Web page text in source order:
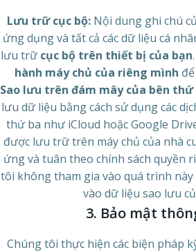
Lưu trữ cục bộ:Nội dung ghi chú
ứng dụng và tất cả các dữ liệu cá
lưu trữ cục bộ trên thiết bị của bạn
hành máy chủ của riêng mình
Sao lưu trên đám mây của bên thứ
lưu dữ liệu bằng cách sử dụng các
thứ ba như iCloud hoặc Google
được lưu trữ trên máy chủ của nhà
ứng và tuân theo chính sách quyền
tôi không tham gia vào quá trình
vào dữ liệu sao lưu
3. Bảo mật
Chúng tôi thực hiện các biện pháp